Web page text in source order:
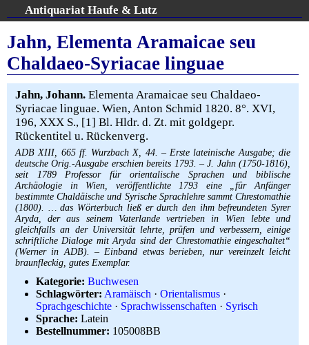
Antiquariat Haufe & Lutz
Warenkorb
Kontakt
AGB
Über uns
Juli 2026 – Wir stellen aus: Rare Book
Home
Gesamtbestand
Erweiterte Suche
Kategorien
Schlagwörter
Aktuelle Kataloge
Ankauf
Links
Ihr Warenkorb enthält 0 Artikel im Gesamtwert von EUR 0,--
Währung:
Jahn, Elementa Aramaicae seu
Chaldaeo-Syriacae linguae
Jahn, Johann. Elementa Aramaicae seu Chaldaeo-
Syriacae linguae. Wien, Anton Schmid 1820. 8°. XVI,
196, XXX S., [1] Bl. Hldr. d. Zt. mit goldgepr.
Rückentitel u. Rückenverg.
ADB XIII, 665 ff. Wurzbach X, 44. – Erste lateinische Ausgabe; die
deutsche Orig.-Ausgabe erschien bereits 1793. – J. Jahn (1750-1816),
seit 1789 Professor für orientalische Sprachen und biblische
Archäologie in Wien, veröffentlichte 1793 eine „für Anfänger
bestimmte Chaldäische und Syrische Sprachlehre sammt Chrestomathie
(1800). … das Wörterbuch ließ er durch den ihm befreundeten Syrer
Aryda, der aus seinem Vaterlande vertrieben in Wien lebte und
gleichfalls an der Universität lehrte, prüfen und verbessern, einige
schriftliche Dialoge mit Aryda sind der Chrestomathie eingeschaltet“
(Werner in ADB). – Einband etwas berieben, nur vereinzelt leicht
braunfleckig, gutes Exemplar.
Kategorie: Buchwesen
Schlagwörter: Aramäisch · Orientalismus ·
Sprachgeschichte · Sprachwissenschaften · Syrisch
Sprache: Latein
Bestellnummer: 105008BB